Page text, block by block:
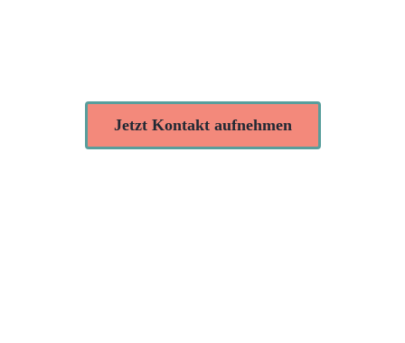
Jetzt Kontakt aufnehmen